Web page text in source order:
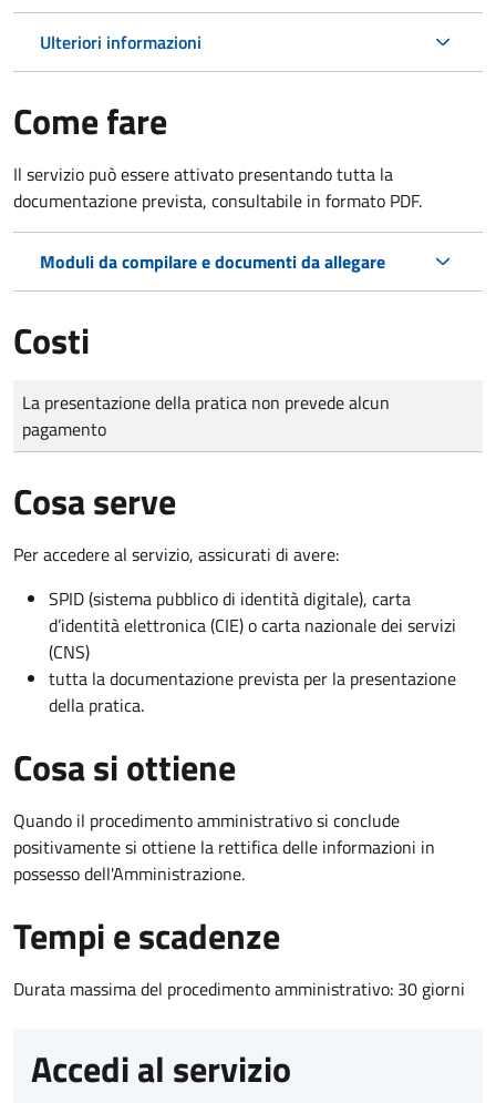
Ulteriori informazioni
Come fare
Il servizio può essere attivato presentando tutta la
documentazione prevista, consultabile in formato PDF.
Moduli da compilare e documenti da allegare
Costi
Tipo di pagamento
Importo
La presentazione della pratica non prevede alcun
pagamento
Cosa serve
Per accedere al servizio, assicurati di avere:
SPID (sistema pubblico di identità digitale), carta
d’identità elettronica (CIE) o carta nazionale dei servizi
(CNS)
tutta la documentazione prevista per la presentazione
della pratica.
Cosa si ottiene
Quando il procedimento amministrativo si conclude
positivamente si ottiene la rettifica delle informazioni in
possesso dell'Amministrazione.
Tempi e scadenze
Durata massima del procedimento amministrativo: 30 giorni
Accedi al servizio